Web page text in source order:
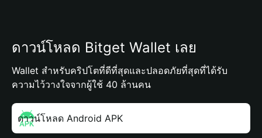
ดาวน์โหลด Bitget Wallet เลย
Wallet สำหรับคริปโตที่ดีที่สุดและปลอดภัยที่สุดที่ได้รับ
ความไว้วางใจจากผู้ใช้ 40 ล้านคน
ดาวน์โหลด Android APK